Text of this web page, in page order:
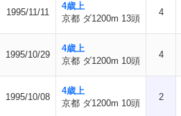
1995/11/11
4歳上
京都 ダ1200m 13頭
4
1995/10/29
4歳上
京都 ダ1200m 10頭
4
1995/10/08
4歳上
京都 ダ1200m 10頭
2